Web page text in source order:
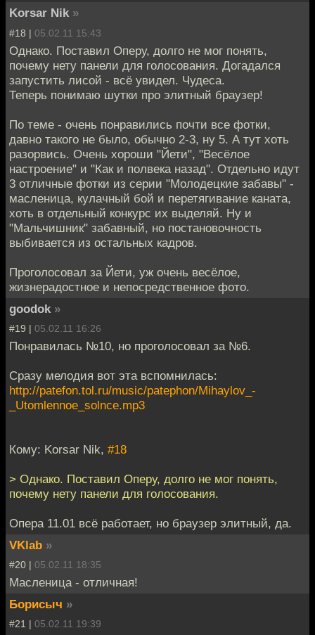
Korsar Nik »
#18 | 05.02.11 15:43
Однако. Поставил Оперу, долго не мог понять,
почему нету панели для голосования. Догадался
запустить лисой - всё увидел. Чудеса.
Теперь понимаю шутки про элитный браузер!
По теме - очень понравились почти все фотки,
давно такого не было, обычно 2-3, ну 5. А тут хоть
разорвись. Очень хороши "Йети", "Весёлое
настроение" и "Как и полвека назад". Отдельно идут
3 отличные фотки из серии "Молодецкие забавы" -
масленица, кулачный бой и перетягивание каната,
хоть в отдельный конкурс их выделяй. Ну и
"Мальчишник" забавный, но постановочность
выбивается из остальных кадров.
Проголосовал за Йети, уж очень весёлое,
жизнерадостное и непосредственное фото.
goodok »
#19 | 05.02.11 16:26
Понравилась №10, но проголосовал за №6.
Сразу мелодия вот эта вспомнилась:
http://patefon.tol.ru/music/patephon/Mihaylov_-
_Utomlennoe_solnce.mp3
Кому: Korsar Nik, #18
> Однако. Поставил Оперу, долго не мог понять,
почему нету панели для голосования.
Опера 11.01 всё работает, но браузер элитный, да.
VKlab »
#20 | 05.02.11 18:35
Масленица - отличная!
Борисыч »
#21 | 05.02.11 19:39